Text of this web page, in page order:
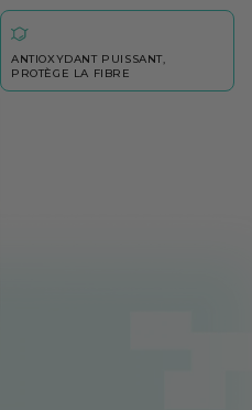
ANTIOXYDANT PUISSANT,
PROTÈGE LA FIBRE